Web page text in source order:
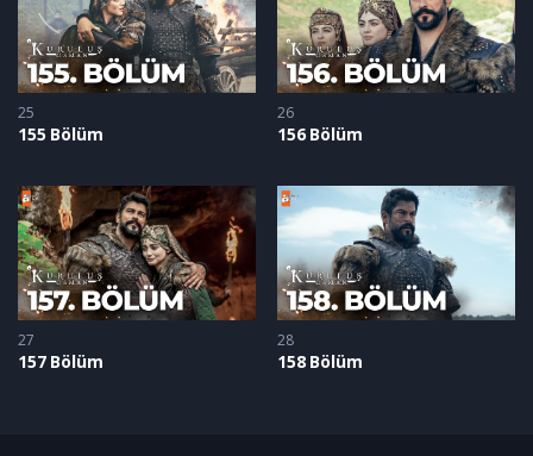
25
155 Bölüm
26
156 Bölüm
27
157 Bölüm
28
158 Bölüm